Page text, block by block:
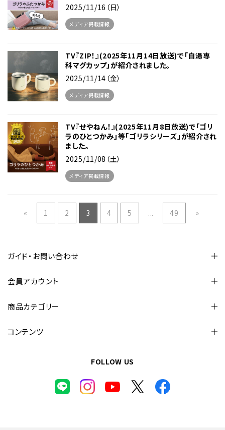
2025/11/16（日）
メディア掲載情報
TV『ZIP！』(2025年11月14日放送)で「白湯専
科マグカップ」が紹介されました。
2025/11/14（金）
メディア掲載情報
TV『せやねん！』(2025年11月8日放送)で「ゴリ
ラのひとつかみ」等「ゴリラシリーズ」が紹介され
ました。
2025/11/08（土）
メディア掲載情報
« 1 2 3 4 5 ... 49 »
ガイド・お問い合わせ
会員アカウント
商品カテゴリー
コンテンツ
FOLLOW US